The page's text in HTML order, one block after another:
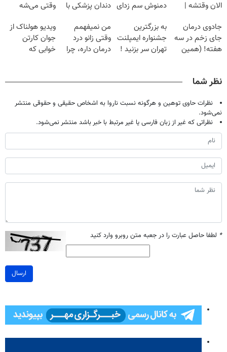
الان وقتشه |
میلیون تومان!!!
دمنوش سم زدای دندان پزشکی با
خانگی
وقتی می‌شه
درمانش کرد؟؟؟؟
جادوی درمان
جای زخم در سه
هفته! (همین
به بزرگترین
جشنواره ایمپلنت
تهران سر بزنید !
من نمیفهمم
وقتی زانو درد
درمان داره، چرا
ویدیو هولناک از
جوان کارتن
خوابی که
نظر شما
نظرات حاوی توهین و هرگونه نسبت ناروا به اشخاص حقیقی و حقوقی منتشر
نمی‌شود.
نظراتی که غیر از زبان فارسی یا غیر مرتبط با خبر باشد منتشر نمی‌شود.
* لطفا حاصل عبارت را در جعبه متن روبرو وارد کنید
ارسال